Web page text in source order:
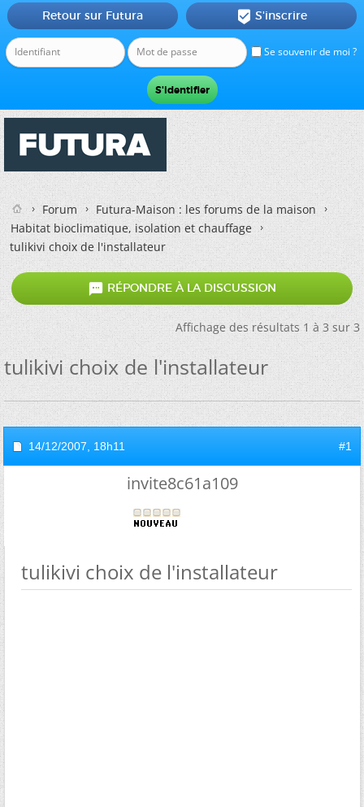
Se souvenir de moi ?
Retour sur Futura  S'inscrire
Forum
Futura-Maison : les forums de la maison
Habitat bioclimatique, isolation et chauffage
tulikivi choix de l'installateur
 RÉPONDRE À LA DISCUSSION
Affichage des résultats 1 à 3 sur 3
tulikivi choix de l'installateur
14/12/2007, 18h11 #1
invite8c61a109
tulikivi choix de l'installateur